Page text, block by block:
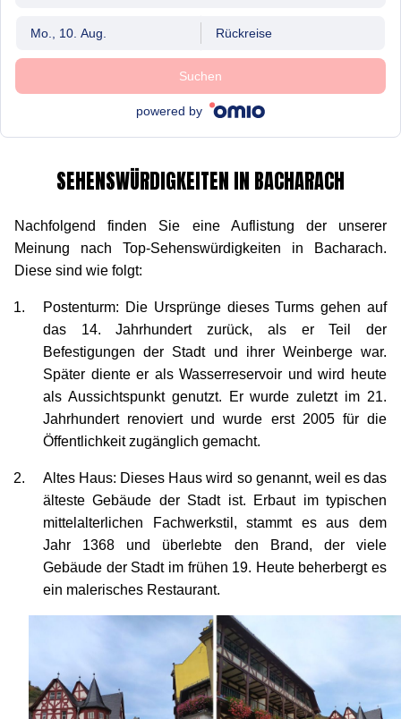
Mo., 10. Aug. Rückreise
Suchen
powered by
SEHENSWÜRDIGKEITEN IN BACHARACH
Nachfolgend finden Sie eine Auflistung der unserer
Meinung nach Top-Sehenswürdigkeiten in Bacharach.
Diese sind wie folgt:
Postenturm: Die Ursprünge dieses Turms gehen auf
das 14. Jahrhundert zurück, als er Teil der
Befestigungen der Stadt und ihrer Weinberge war.
Später diente er als Wasserreservoir und wird heute
als Aussichtspunkt genutzt. Er wurde zuletzt im 21.
Jahrhundert renoviert und wurde erst 2005 für die
Öffentlichkeit zugänglich gemacht.
Altes Haus: Dieses Haus wird so genannt, weil es das
älteste Gebäude der Stadt ist. Erbaut im typischen
mittelalterlichen Fachwerkstil, stammt es aus dem
Jahr 1368 und überlebte den Brand, der viele
Gebäude der Stadt im frühen 19. Heute beherbergt es
ein malerisches Restaurant.